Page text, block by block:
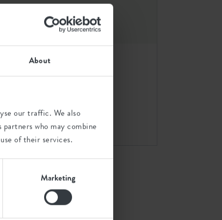
About
our traffic. We also
who may combine
of their services.
Marketing
anthracite